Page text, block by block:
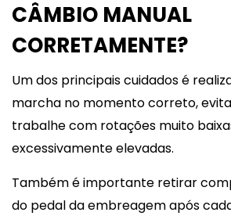
CÂMBIO MANUAL
CORRETAMENTE?
Um dos principais cuidados é
marcha no momento correto,
trabalhe com rotações muito
excessivamente elevadas.
Também é importante retirar
do pedal da embreagem após